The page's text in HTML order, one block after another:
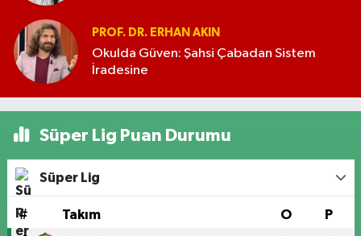
PROF. DR. ERHAN AKIN
Okulda Güven: Şahsi Çabadan Sistem
İradesine
Süper Lig Puan Durumu
Süper Lig
# Takım O P